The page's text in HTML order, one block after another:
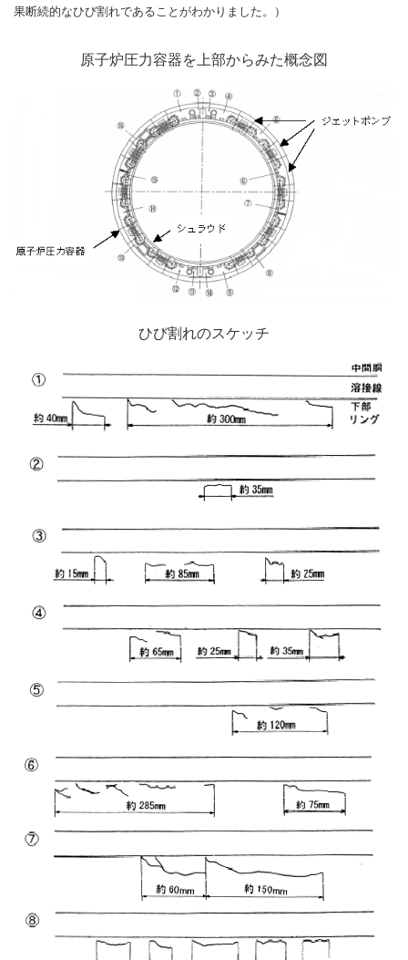
果断続的なひび割れであることがわかりました。）
原子炉圧力容器を上部からみた概念図
ひび割れのスケッチ